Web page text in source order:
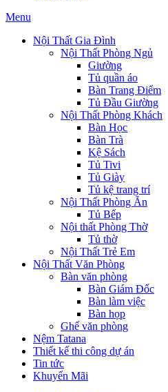
Menu
Nội Thất Gia Đình
Nội Thất Phòng Ngủ
Giường
Tủ quần áo
Bàn Trang Điểm
Tủ Đầu Giường
Nội Thất Phòng Khách
Bàn Học
Bàn Trà
Kệ Sách
Tủ Tivi
Tủ Giày
Tủ kệ trang trí
Nội Thất Phòng Ăn
Tủ Bếp
Nội thất Phòng Thờ
Tủ thờ
Nội Thất Trẻ Em
Nội Thất Văn Phòng
Bàn văn phòng
Bàn Giám Đốc
Bàn làm việc
Bàn họp
Ghế văn phòng
Nệm Tatana
Thiết kế thi công dự án
Tin tức
Khuyến Mãi